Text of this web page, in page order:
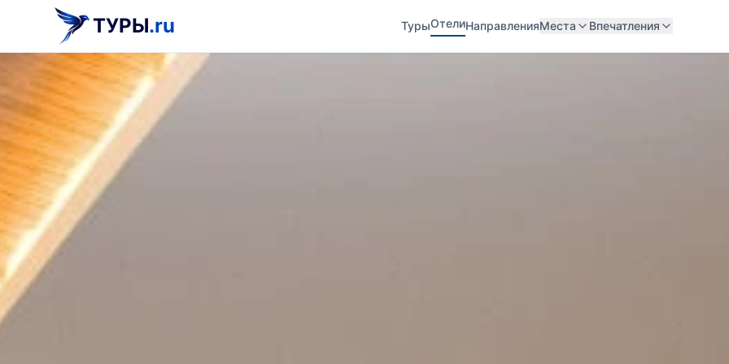
ТУРЫ.ru ТурыОтелиНаправленияМеста Впечатления